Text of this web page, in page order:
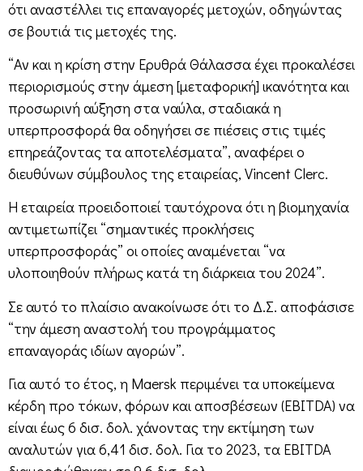
ότι αναστέλλει τις επαναγορές μετοχών, οδηγώντας
σε βουτιά τις μετοχές της.
“Αν και η κρίση στην Ερυθρά Θάλασσα έχει προκαλέσει
περιορισμούς στην άμεση [μεταφορική] ικανότητα και
προσωρινή αύξηση στα ναύλα, σταδιακά η
υπερπροσφορά θα οδηγήσει σε πιέσεις στις τιμές
επηρεάζοντας τα αποτελέσματα”, αναφέρει ο
διευθύνων σύμβουλος της εταιρείας, Vincent Clerc.
Η εταιρεία προειδοποιεί ταυτόχρονα ότι η βιομηχανία
αντιμετωπίζει “σημαντικές προκλήσεις
υπερπροσφοράς” οι οποίες αναμένεται “να
υλοποιηθούν πλήρως κατά τη διάρκεια του 2024”.
Σε αυτό το πλαίσιο ανακοίνωσε ότι το Δ.Σ. αποφάσισε
“την άμεση αναστολή του προγράμματος
επαναγοράς ιδίων αγορών”.
Για αυτό το έτος, η Maersk περιμένει τα υποκείμενα
κέρδη προ τόκων, φόρων και αποσβέσεων (EBITDA) να
είναι έως 6 δισ. δολ. χάνοντας την εκτίμηση των
αναλυτών για 6,41 δισ. δολ. Για το 2023, τα EBITDA